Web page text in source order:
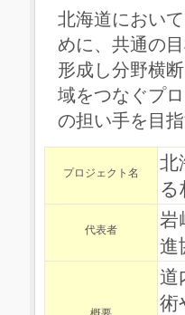
北海道におい
めに、共通の
形成し分野横
域をつなぐプ
の担い手を目
プロジェクト名
北
る
代表者
岩
進
道
術